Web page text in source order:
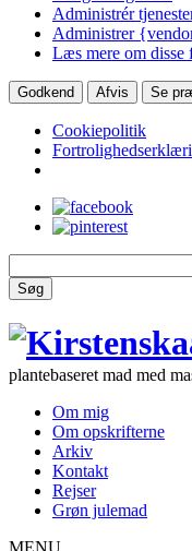
Administrér
Administrer
Læs mere om disse
Godkend Afvis Se
Cookiepolitik
Søg
plantebaseret mad med
Om mig
Om opskrifterne
Arkiv
Kontakt
Rejser
Grøn julemad
MENU